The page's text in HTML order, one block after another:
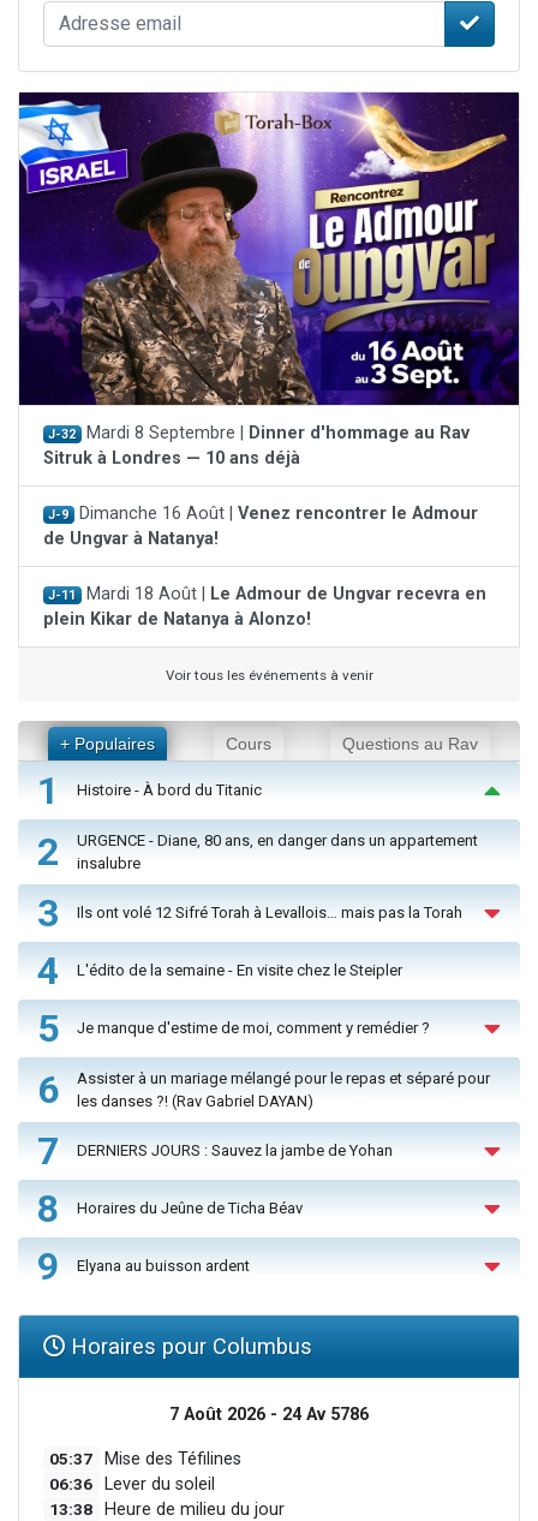
J-32 Mardi 8 Septembre |
Dinner d'hommage au Rav
Sitruk à Londres — 10 ans déjà
J-9 Dimanche 16 Août | Venez rencontrer le Admour
de Ungvar à Natanya!
J-11 Mardi 18 Août |
Le Admour de Ungvar recevra en
plein Kikar de Natanya à Alonzo!
Voir tous les événements à venir
+ Populaires Cours Questions au Rav
1 Histoire - À bord du Titanic
2
URGENCE - Diane, 80 ans, en danger dans un appartement
insalubre
3 Ils ont volé 12 Sifré Torah à Levallois… mais pas la Torah
4 L'édito de la semaine - En visite chez le Steipler
5 Je manque d'estime de moi, comment y remédier ?
6
Assister à un mariage mélangé pour le repas et séparé pour
les danses ?! (Rav Gabriel DAYAN)
7 DERNIERS JOURS : Sauvez la jambe de Yohan
8 Horaires du Jeûne de Ticha Béav
9 Elyana au buisson ardent
Horaires pour Columbus
7 Août 2026 - 24 Av 5786
05:37 Mise des Téfilines
06:36 Lever du soleil
13:38 Heure de milieu du jour